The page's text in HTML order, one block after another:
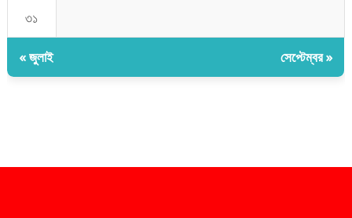
৩১
« জুলাই সেপ্টেম্বর »